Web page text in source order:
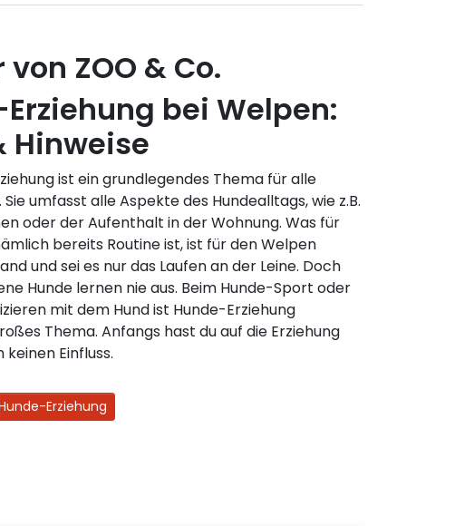
ZOO & Co.
bei Welpen:
Hinweise
ist ein grundlegendes Thema für alle
umfasst alle Aspekte des Hundealltags, wie z.B.
oder der Aufenthalt in der Wohnung. Was für
bereits Routine ist, ist für den Welpen
und sei es nur das Laufen an der Leine. Doch
Hunde lernen nie aus. Beim Hunde-Sport oder
mit dem Hund ist Hunde-Erziehung
Thema. Anfangs hast du auf die Erziehung
Einfluss.
Erziehung